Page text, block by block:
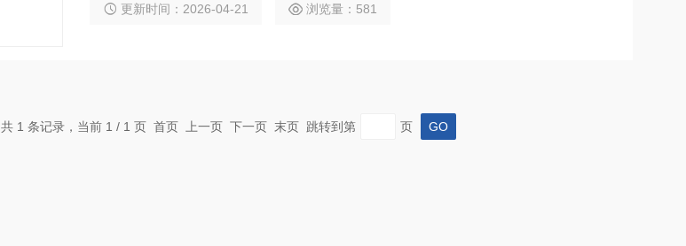
更新时间：2026-04-21 浏览量：581
共 1 条记录，当前 1 / 1 页 首页 上一页 下一页 末页 跳转到第 页